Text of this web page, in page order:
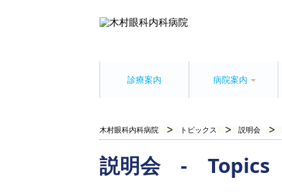
診療案内 病院案内
木村眼科内科病院 トピックス 説明会
説明会 - Topics